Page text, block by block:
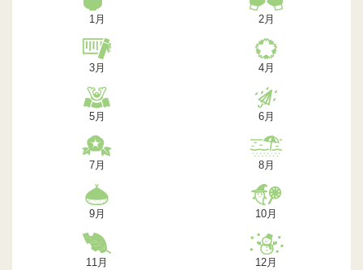
1月 2月
3月 4月
5月 6月
7月 8月
9月 10月
11月 12月